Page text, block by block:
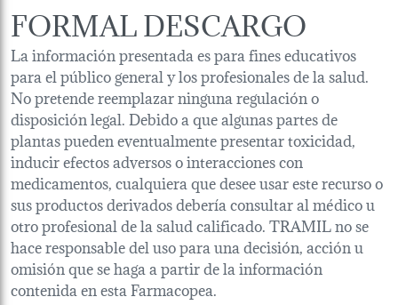
FORMAL DESCARGO
La información presentada es para fines educativos
para el público general y los profesionales de la salud.
No pretende reemplazar ninguna regulación o
disposición legal. Debido a que algunas partes de
plantas pueden eventualmente presentar toxicidad,
inducir efectos adversos o interacciones con
medicamentos, cualquiera que desee usar este recurso o
sus productos derivados debería consultar al médico u
otro profesional de la salud calificado. TRAMIL no se
hace responsable del uso para una decisión, acción u
omisión que se haga a partir de la información
contenida en esta Farmacopea.